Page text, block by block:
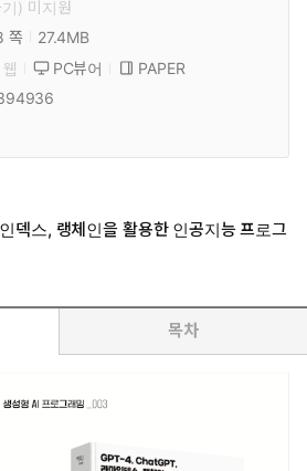
) 미 지원
쪽
27.4MB
웹 PC뷰어
PAPER
덱스, 랭체인을 활용한 인공지능 프로그
목차